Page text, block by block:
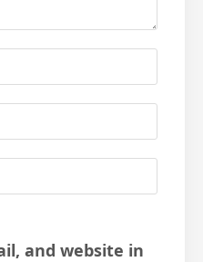
and website in